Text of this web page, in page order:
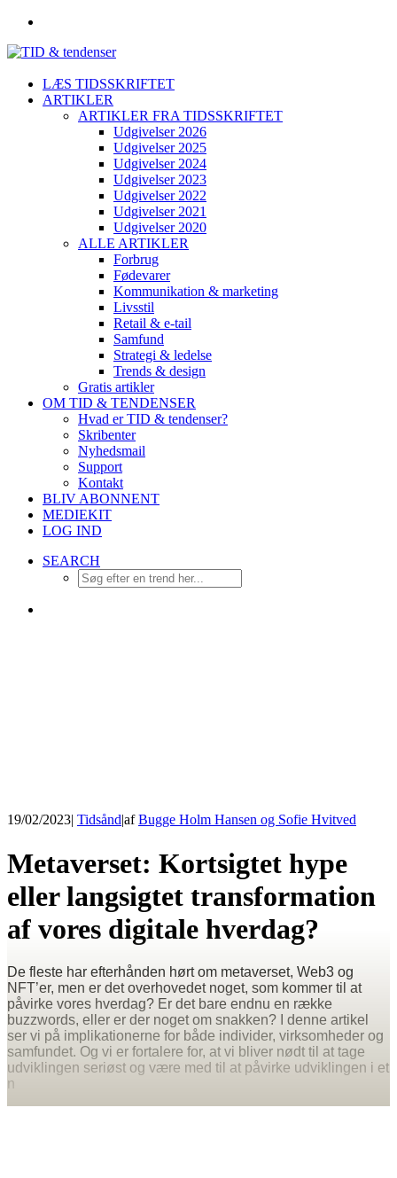
LÆS TIDSSKRIFTET
ARTIKLER
ARTIKLER FRA TIDSSKRIFTET
Udgivelser 2026
Udgivelser 2025
Udgivelser 2024
Udgivelser 2023
Udgivelser 2022
Udgivelser 2021
Udgivelser 2020
ALLE ARTIKLER
Forbrug
Fødevarer
Kommunikation & marketing
Livsstil
Retail & e-tail
Samfund
Strategi & ledelse
Trends & design
Gratis artikler
OM TID & TENDENSER
Hvad er TID & tendenser?
Skribenter
Nyhedsmail
Support
Kontakt
BLIV ABONNENT
MEDIEKIT
LOG IND
SEARCH
19/02/2023| Tidsånd|afBugge Holm Hansen og Sofie Hvitved
Metaverset: Kortsigtet hype
eller langsigtet transformation
af vores digitale hverdag?
De fleste har efterhånden hørt om metaverset, Web3 og
NFT’er, men er det overhovedet noget, som kommer til at
påvirke vores hverdag? Er det bare endnu en række
buzzwords, eller er der noget om snakken? I denne artikel
ser vi på implikationerne for både individer, virksomheder og
samfundet. Og vi er fortalere for, at vi bliver nødt til at tage
udviklingen seriøst og være med til at påvirke udviklingen i et
n